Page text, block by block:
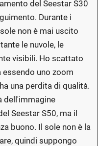
del Seestar S30
Durante i
non è mai uscito
le nuvole, le
visibili. Ho scattato
uno zoom
una perdita di qualità.
dell'immagine
Seestar S50, ma il
buono. Il sole non è la
quindi suppongo